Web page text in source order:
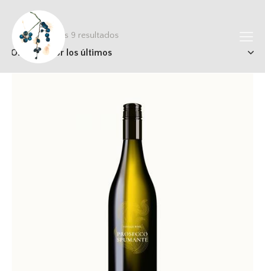
Mostrando los 9 resultados